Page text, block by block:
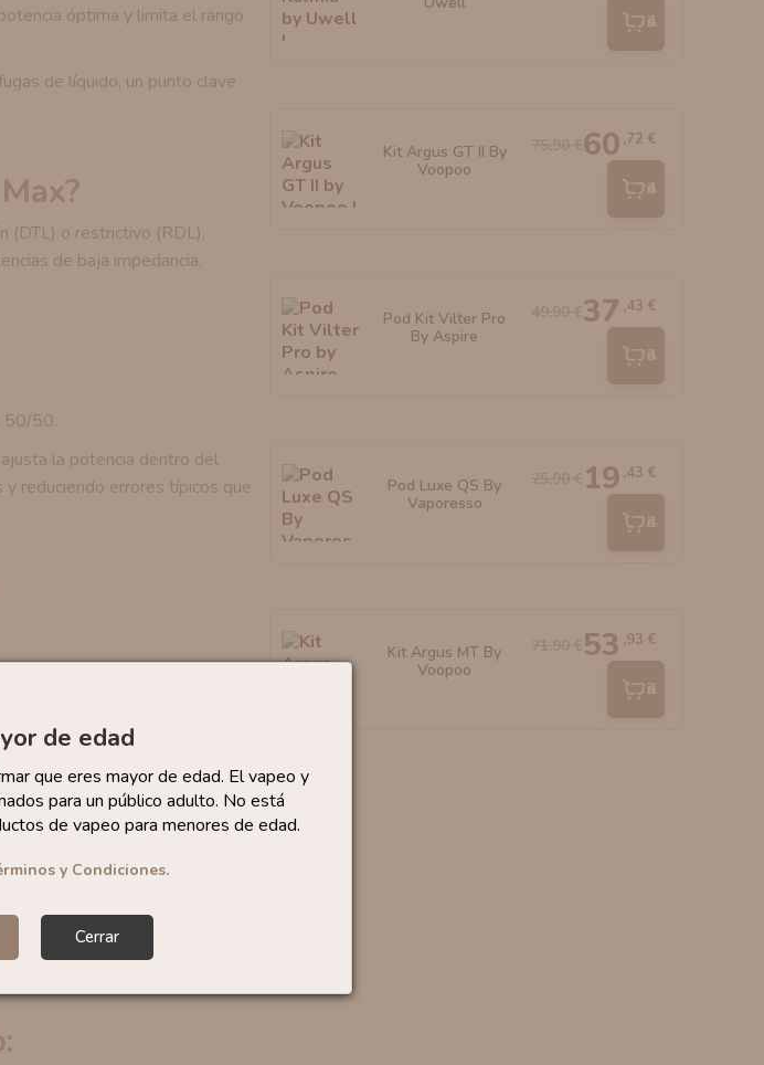
de edad
que eres mayor de edad. El vapeo y
para un público adulto. No está
de vapeo para menores de edad.
y Condiciones.
Cerrar
óptima y limita el rango
de líquido, un punto clave
(DTL) o restrictivo (RDL),
de baja impedancia.
50/50.
la potencia dentro del
reduciendo errores típicos que
que ya usan.
de vapeo.
Añadir
Kit Argus GT II By
Voopoo
60 ,72 €
Añadir
Pod Kit Vilter Pro
By Aspire
37 ,43 €
Añadir
Pod Luxe QS By
Vaporesso
19 ,43 €
Añadir
Kit Argus MT By
Voopoo
53 ,93 €
Añadir